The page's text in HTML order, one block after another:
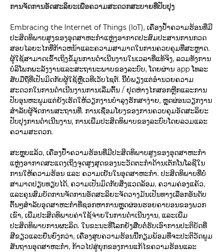
ການຈັດການອັດສະລິຍະເພື່ອຄວາມສະດວກສະບາຍທີ່ປັບປຸງ
Embracing the Internet of Things (IoT), ເຄື່ອງປໍ້າຄວາມຮ້ອນທີ່ມີ
ປະສິດທິພາບສູງຂອງອຸດສາຫະກໍາແຫຼ່ງອາກາດປະສົມປະສານການກວດ
ສອບໄລຍະໄກທີ່ກ້າວຫນ້າແລະຄວາມສາມາດໃນການຄວບຄຸມທີ່ສະຫຼາດ.
ຜູ້​ໃຊ້​ສາ​ມາດ​ເຂົ້າ​ເຖິງ​ຂໍ້​ມູນ​ການ​ດໍາ​ເນີນ​ງານ​ໃນ​ເວ​ລາ​ທີ່​ແທ້​ຈິງ​, ລວມ​ທັງ​ການ​
ບໍ​ລິ​ໂພກ​ພະ​ລັງ​ງານ​ແລະ​ສະ​ຖາ​ນະ​ພາບ​ຂອງ​ລະ​ບົບ​, ໂດຍ​ຜ່ານ app ໂທລະ​
ສັບ​ມື​ຖື​ທີ່​ເປັນ​ມິດ​ກັບ​ຜູ້​ໃຊ້​ຫຼື​ເວ​ທີ​ເວັບ​ໄຊ​ຕ​໌​. ນີ້ບໍ່ພຽງແຕ່ອໍານວຍຄວາມ
ສະດວກໃນການດໍາເນີນງານການເລີ່ມຕົ້ນ / ຢຸດຫ່າງໄກສອກຫຼີກແລະການ
ປັບອຸນຫະພູມແຕ່ຍັງເຮັດໃຫ້ວຽກງານບໍາລຸງຮັກສາງ່າຍ, ຫຼຸດຜ່ອນວຽກງານ
ສໍາລັບຜູ້ຈັດການສະຖານທີ່. ການ​ເຊື່ອມ​ໂຍງ​ຂອງ​ການ​ຄວບ​ຄຸມ​ອັດ​ສະ​ລິ​ຍະ​
ປັບ​ປຸງ​ການ​ດໍາ​ເນີນ​ງານ​, ການ​ເພີ່ມ​ປະ​ສິດ​ທິ​ພາບ​ຂອງ​ລະ​ບົບ​ໂດຍ​ລວມ​ແລະ​
ຄວາມ​ສະ​ດວກ​.
ສະຫຼຸບແລ້ວ, ເຄື່ອງປ້ຳຄວາມຮ້ອນທີ່ມີປະສິດທິພາບສູງຂອງອຸດສາຫະກຳ
ແຫຼ່ງອາກາດສະແດງເຖິງຈຸດສູງສຸດຂອງນະວັດຕະກຳດ້ານເຕັກໂນໂລຊີໃນ
ການໃຫ້ຄວາມຮ້ອນ ແລະ ຄວາມເຢັນໃນອຸດສາຫະກຳ. ປະສິດທິພາບທີ່ບໍ່
ສາມາດປຽບທຽບໄດ້, ຄວາມເປັນມິດກັບສິ່ງແວດລ້ອມ, ຄວາມຄ່ອງແຄ້ວ,
ແລະຄຸນສົມບັດການຈັດການອັດສະລິຍະຈັດວາງມັນເປັນທາງເລືອກອັນດັບ
ຕົ້ນໆສໍາລັບອຸດສາຫະກໍາທີ່ຊອກຫາການຫຼຸດຜ່ອນຮອຍຄາບອນຂອງພວກ
ເຂົາ, ເພີ່ມປະສິດທິພາບຄ່າໃຊ້ຈ່າຍໃນການດໍາເນີນງານ, ແລະເພີ່ມ
ປະສິດທິພາບການຜະລິດ. ໃນຂະນະທີ່ໂລກຍັງສືບຕໍ່ຮັບເອົາການປະຕິບັດທີ່
ສີຂຽວແລະຍືນຍົງກວ່າ, ເຄື່ອງສູບຄວາມຮ້ອນນີ້ກຽມພ້ອມທີ່ຈະປະຕິວັດພູມ
ສັນຖານອຸດສາຫະກໍາ, ກ້າວໄປສູ່ຍຸກຂອງການແກ້ໄຂຄວາມຮ້ອນແລະ